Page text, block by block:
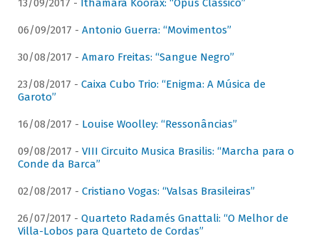
13/09/2017 - Ithamara Koorax: “Opus Clássico”
06/09/2017 - Antonio Guerra: “Movimentos”
30/08/2017 - Amaro Freitas: “Sangue Negro”
23/08/2017 - Caixa Cubo Trio: “Enigma: A Música de
Garoto”
16/08/2017 - Louise Woolley: “Ressonâncias”
09/08/2017 - VIII Circuito Musica Brasilis: “Marcha para o
Conde da Barca”
02/08/2017 - Cristiano Vogas: “Valsas Brasileiras”
26/07/2017 - Quarteto Radamés Gnattali: “O Melhor de
Villa-Lobos para Quarteto de Cordas”